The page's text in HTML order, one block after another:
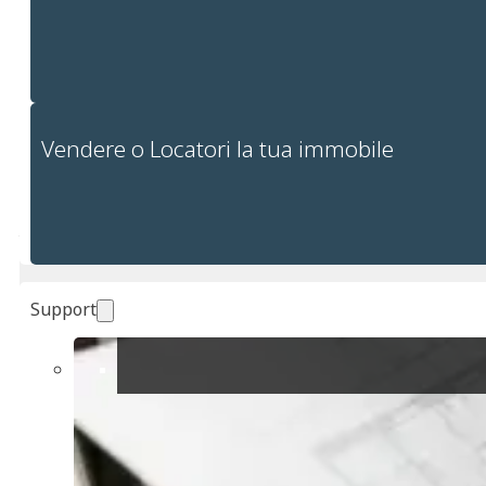
Vendere o Locatori la tua immobile
Support
da Cagliari lungo l’antica strada
romana.
clou, con processioni, musica e cucina tradizionale sarda. La storica
profondo patrimonio religioso e culturale del paese.
🌍 Attrazioni Vicine
La posizione strategica di Sestu significa che non sei mai lontano da
alcune delle attrazioni più interessanti della Sardegna. A breve
🌆Cagliari
storico del Castello, i mercati vivaci e la splendida spiaggia del